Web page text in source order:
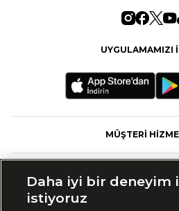
UYGULAMAMIZI
MÜŞTERİ
Daha iyi bir deneyim
istiyoruz